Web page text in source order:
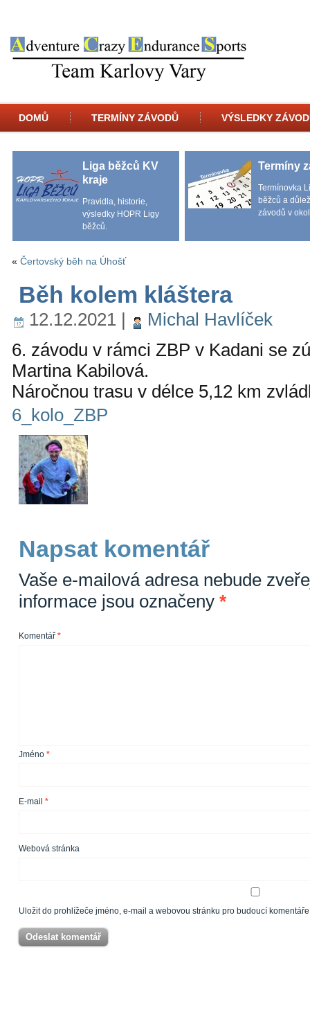
DOMŮ TERMÍNY ZÁVODŮ VÝSLEDKY
Liga běžců KV
kraje
Pravidla, historie,
výsledky HOPR Ligy
běžců.
Termíny
Termínovka
běžců a
závodů v
« Čertovský běh na Úhošť
Běh kolem kláštera
12.12.2021 |
Michal Havlíček
6. závodu v rámci ZBP v Kadani se
Martina Kabilová.
Náročnou trasu v délce 5,12 km
6_kolo_ZBP
Napsat komentář
Vaše e-mailová adresa nebude
informace jsou označeny *
Komentář *
Jméno *
E-mail *
Webová stránka
Uložit do prohlížeče jméno, e-mail a webovou stránku pro budoucí